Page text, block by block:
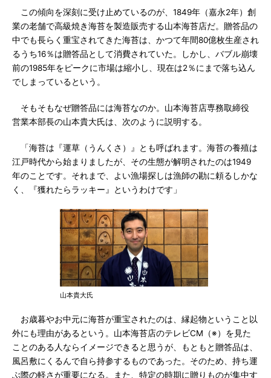
この傾向を深刻に受け止めているのが、1849年（嘉永2年）創
業の老舗で高級焼き海苔を製造販売する山本海苔店だ。贈答品の
中でも長らく重宝されてきた海苔は、かつて年間80億枚生産され
るうち16％は贈答品として消費されていた。しかし、バブル崩壊
前の1985年をピークに市場は縮小し、現在は2％にまで落ち込ん
でしまっているという。
そもそもなぜ贈答品には海苔なのか。山本海苔店専務取締役
営業本部長の山本貴大氏は、次のように説明する。
「海苔は『運草（うんくさ）』とも呼ばれます。海苔の養殖は
江戸時代から始まりましたが、その生態が解明されたのは1949
年のことです。それまで、よい漁場探しは漁師の勘に頼るしかな
く、『獲れたらラッキー』というわけです」
山本貴大氏
お歳暮やお中元に海苔が重宝されたのは、縁起物ということ以
外にも理由があるという。山本海苔店のテレビCM（※）を見た
ことのある人ならイメージできると思うが、もともと贈答品は、
風呂敷にくるんで自ら持参するものであった。そのため、持ち運
ぶ際の軽さが重要になる。また、特定の時期に贈りものが集中す